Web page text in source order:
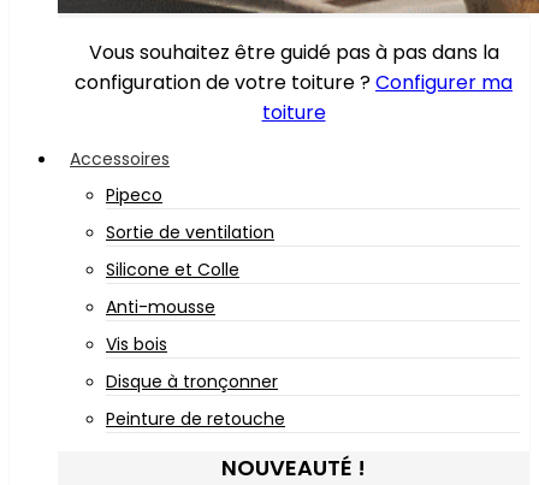
Vous souhaitez être guidé pas à pas dans la
configuration de votre toiture ?Configurer ma
toiture
Accessoires
Pipeco
Sortie de ventilation
Silicone et Colle
Anti-mousse
Vis bois
Disque à tronçonner
Peinture de retouche
NOUVEAUTÉ !